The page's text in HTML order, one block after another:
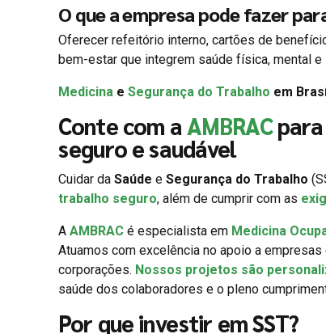
O que a empresa pode fazer
Oferecer refeitório interno, cartões de
bem-estar que integrem saúde física, mental e
Medicina e Segurança do Trabalho em
Conte com aAMBRACpara
seguro e saudável
Cuidar da Saúde e Segurança do Trabalho
trabalho seguro, além de cumprir com as
A AMBRAC é especialista em Medicina
Atuamos com excelência no apoio a
corporações. Nossos projetos são
saúde dos colaboradores e o pleno
Por que investir em SST?